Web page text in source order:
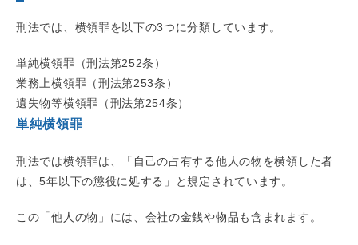
刑法では、横領罪を以下の3つに分類しています。
単純横領罪（刑法第252条）
業務上横領罪（刑法第253条）
遺失物等横領罪（刑法第254条）
単純横領罪
刑法では横領罪は、「自己の占有する他人の物を横領した者
は、5年以下の懲役に処する」と規定されています。
この「他人の物」には、会社の金銭や物品も含まれます。